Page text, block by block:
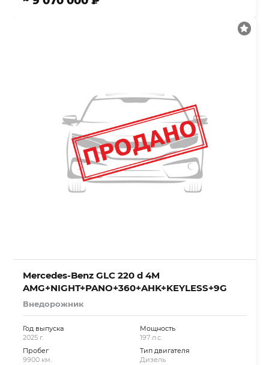
Mercedes-Benz GLC 220 d 4M
AMG+NIGHT+PANO+360+AHK+KEYLESS+9G
Внедорожник
Год выпуска
2025 г.
Пробег
9900 км.
Мощность
197 л.с.
Тип двигателя
Дизель